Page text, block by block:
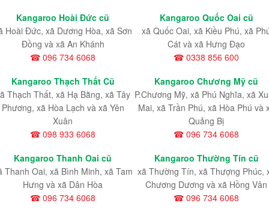
Kangaroo Hoài Đức cũ
Hoài Đức, xã Dương Hòa, xã Sơn
Đồng và xã An Khánh
☎ 096 734 6068
Kangaroo Quốc Oai cũ
xã Quốc Oai, xã Kiều Phú, xã
Cát và xã Hưng Đạo
☎ 0338 856 600
Kangaroo Thạch Thất Cũ
Thạch Thất, xã Hạ Bằng, xã Tây
Phương, xã Hòa Lạch và xã Yên
Xuân
☎ 098 933 6068
Kangaroo Chương Mỹ cũ
P.Chương Mỹ, xã Phú Nghĩa, xã
Mai, xã Trần Phú, xã Hòa Phú và
Quảng Bị
☎ 096 734 6068
Kangaroo Thanh Oai cũ
Thanh Oai, xã Bình Minh, xã Tam
Hưng và xã Dân Hòa
☎ 096 734 6068
Kangaroo Thường Tín cũ
xã Thường Tín, xã Thượng Phúc,
Chương Dương và xã Hồng Vân
☎ 096 734 6068